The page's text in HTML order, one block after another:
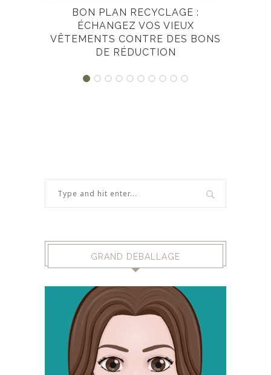
BON PLAN RECYCLAGE :
ÉCHANGEZ VOS VIEUX
VÊTEMENTS CONTRE DES BONS
DE RÉDUCTION
GRAND DEBALLAGE